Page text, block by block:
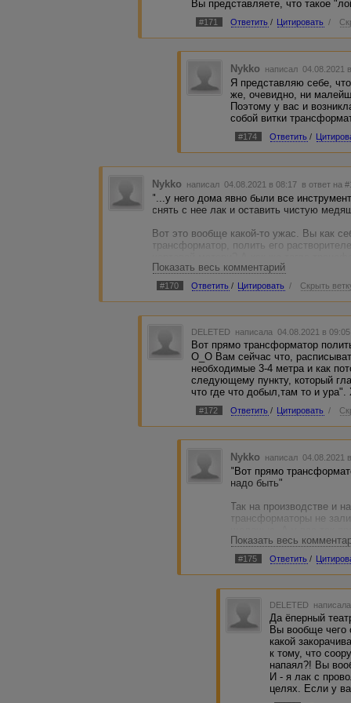
Вы представляете, что такое
#171 Ответить / Цитировать /
Nykko написал 04.08.2021
Я представляю себе,
же, очевидно, ни
Поэтому у вас и
собой витки
#174 Ответить /
Nykko написал 04.08.2021 в 08:17 в ответ на
"...у него дома явно были все
снять с нее лак и оставить чистую
Вот это вообще какой-то ужас. Вы как
трансформатор, полить его
работают вообще, не задумывались? :))
Следующий вопрос - так на фига тогда
проволокой, если намного проще взять
Ну и остается самый главный вопрос,
чему он припаивал эти витки, между
еще к чему. И как потом это устройство
Показать весь комментарий
#170 Ответить / Цитировать / Скрыть
DELETED написала 04.08.2021 в
Вот прямо трансформатор
О_О Вам сейчас что,
необходимые 3-4 метра и как
следующему пункту, который
что где что добыл,там то и
#172 Ответить / Цитировать /
Nykko написал 04.08.2021
"Вот прямо
надо быть"
Так на производстве и
трансформаторы не
полил растворителем,
кожа.
"Вам сейчас что,
необходимые 3-4 метра
Вы походу опять не
вообще спаивать между
закорачивать между
"Халтура, формат
Ну да, вот у вас и
Показать весь
#175 Ответить /
DELETED
Да ёперный
Вы вообще чего
какой
к тому, что
напаял?! Вы
И - я лак с
целях. Если у